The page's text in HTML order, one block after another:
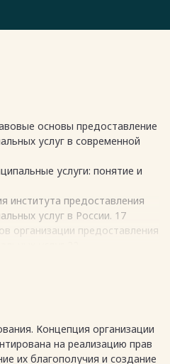
основы предоставление
услуг в современной
услуги: понятие и
института предоставления
услуг в России. 17
организации предоставления
развития механизма
в сфере предоставления
практике. 33
организации
Концепция организации
на реализацию прав
их благополучия и создание